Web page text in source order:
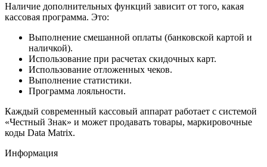
Наличие дополнительных функций зависит от того, какая
кассовая программа. Это:
Выполнение смешанной оплаты (банковской картой и
наличкой).
Использование при расчетах скидочных карт.
Использование отложенных чеков.
Выполнение статистики.
Программа лояльности.
Каждый современный кассовый аппарат работает с системой
«Честный Знак» и может продавать товары, маркировочные
коды Data Matrix.
Информация